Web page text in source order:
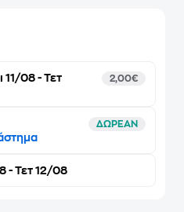
11/08 - Τετ
2,00€
ΔΩΡΕΑΝ
- Τετ 12/08